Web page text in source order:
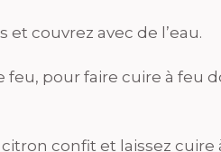
couvrez avec de l’eau.
feu, pour faire cuire à feu
confit et laissez